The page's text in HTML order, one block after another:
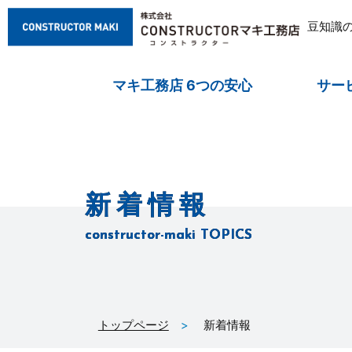
豆知識
マキ工務店 6つの安心 サー
新着情報
constructor-maki TOPICS
トップページ 新着情報